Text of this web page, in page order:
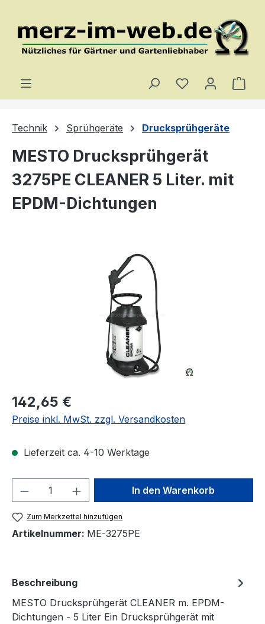
Du hast 0
Technik Sprühgeräte Drucksprühgeräte
MESTO Drucksprühgerät
3275PE CLEANER 5 Liter. mit
EPDM-Dichtungen
Bildergalerie überspringen
Regulärer Preis:
142,65 €
Preise inkl. MwSt. zzgl. Versandkosten
Lieferzeit ca. 4-10 Werktage
Produkt Anzahl: Gib denIn den Warenkorb
Zum Merkzettel hinzufügen
Artikelnummer: ME-3275PE
Beschreibung
MESTO Drucksprühgerät CLEANER m. EPDM-
Dichtungen - 5 Liter Ein Drucksprühgerät mit